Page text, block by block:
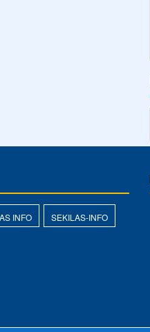
INFO SEKILAS-INFO